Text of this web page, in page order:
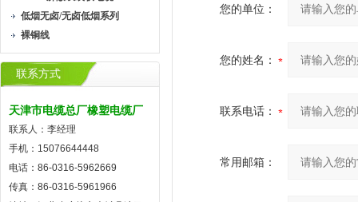
低烟无卤/无卤低烟系列
裸铜线
联系方式
天津市电缆总厂橡塑电缆厂
联系人：李经理
手机：15076644448
电话：86-0316-5962669
传真：86-0316-5961966
您的单位：
您的姓名：
联系电话：
常用邮箱：